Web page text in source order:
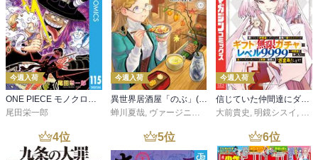
今週入荷
尾田栄一郎
今週入荷
蝉川夏哉 ヴァージニア二等兵 ,転
今週入荷
大前貴史 明鏡シスイ
4位 5位 6位